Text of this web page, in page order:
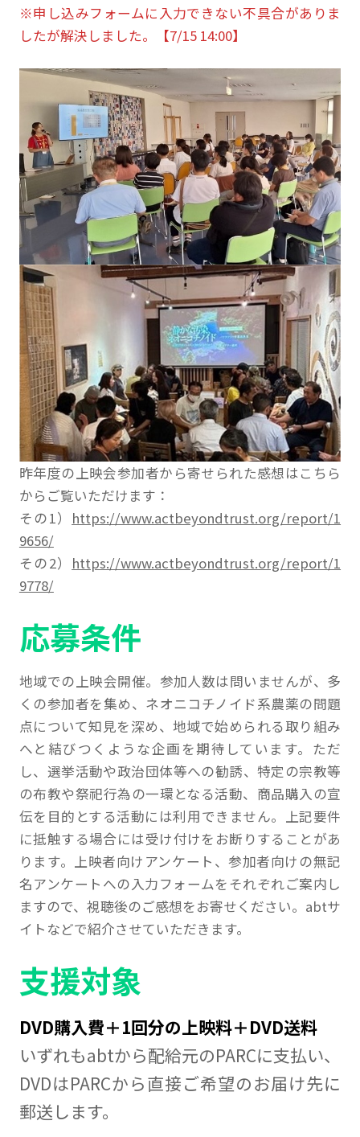
※申し込みフォームに入力できない不具合がありま
したが解決しました。【7/15 14:00】
昨年度の上映会参加者から寄せられた感想はこちら
からご覧いただけます：
その1） https://www.actbeyondtrust.org/report/1
9656/
その2） https://www.actbeyondtrust.org/report/1
9778/
応募条件
地域での上映会開催。参加人数は問いませんが、多
くの参加者を集め、ネオニコチノイド系農薬の問題
点について知見を深め、地域で始められる取り組み
へと結びつくような企画を期待しています。ただ
し、選挙活動や政治団体等への勧誘、特定の宗教等
の布教や祭祀行為の一環となる活動、商品購入の宣
伝を目的とする活動には利用できません。上記要件
に抵触する場合には受け付けをお断りすることがあ
ります。上映者向けアンケート、参加者向けの無記
名アンケートへの入力フォームをそれぞれご案内し
ますので、視聴後のご感想をお寄せください。abtサ
イトなどで紹介させていただきます。
支援対象
DVD購入費＋1回分の上映料＋DVD送料
いずれもabtから配給元のPARCに支払い、
DVDはPARCから直接ご希望のお届け先に
郵送します。